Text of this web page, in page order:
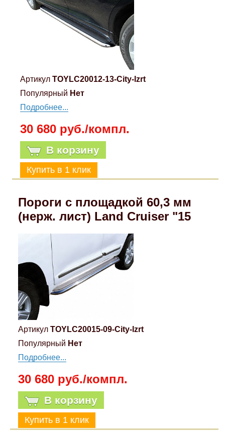
Артикул TOYLC20012-13-City-lzrt
Популярный Нет
Подробнее...
30 680 руб./компл.
В корзину
Пороги с площадкой 60,3 мм
(нерж. лист) Land Cruiser "15
Артикул TOYLC20015-09-City-lzrt
Популярный Нет
Подробнее...
30 680 руб./компл.
В корзину